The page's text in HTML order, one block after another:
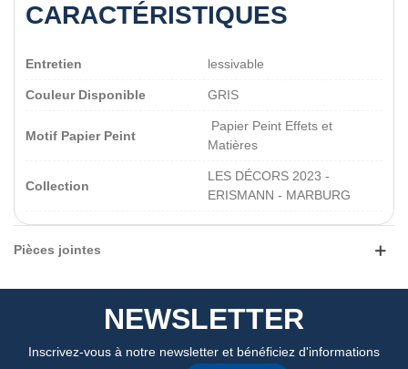
CARACTÉRISTIQUES
Entretien lessivable
Couleur Disponible GRIS
Motif Papier Peint
Papier Peint Effets et
Matières
Collection
LES DÉCORS 2023 -
ERISMANN - MARBURG
Pièces jointes
NEWSLETTER
Inscrivez-vous à notre newsletter et bénéficiez d'informations